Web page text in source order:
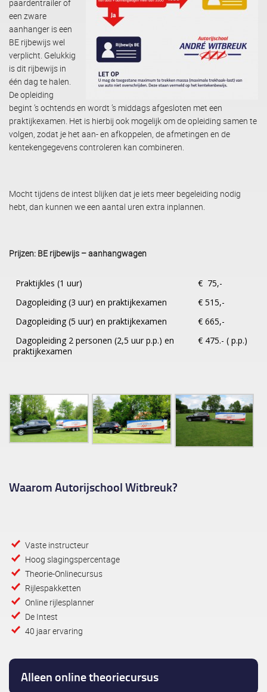
paardentrailer of
een zware
aanhanger is een
BE rijbewijs wel
verplicht. Gelukkig
is dit rijbewijs in
één dag te halen.
De opleiding
begint ’s ochtends en wordt ’s middags afgesloten met een
praktijkexamen. Het is hierbij ook mogelijk om de opleiding samen te
volgen, zodat je het aan- en afkoppelen, de afmetingen en de
kentekengegevens controleren kan combineren.
Mocht tijdens de intest blijken dat je iets meer begeleiding nodig
hebt, dan kunnen we een aantal uren extra inplannen.
Prijzen: BE rijbewijs – aanhangwagen
Praktijkles (1 uur)
€ 75,-
Dagopleiding (3 uur) en praktijkexamen
€ 515,-
Dagopleiding (5 uur) en praktijkexamen
€ 665,-
Dagopleiding 2 personen (2,5 uur p.p.) en
praktijkexamen
€ 475.- ( p.p.)
Waarom Autorijschool Witbreuk?
Vaste instructeur
Hoog slagingspercentage
Theorie-Onlinecursus
Rijlespakketten
Online rijlesplanner
De Intest
40 jaar ervaring
Alleen online theoriecursus